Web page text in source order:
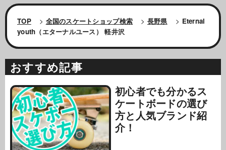
TOP > 全国のスケートショップ検索 > 長野県 > Eternal
youth（エターナルユース） 軽井沢
おすすめ記事
初心者でも分かるス
ケートボードの選び
方と人気ブランド紹
介！